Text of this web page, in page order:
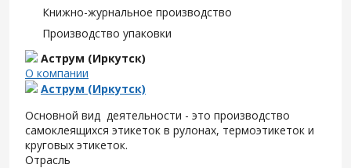
Книжно-журнальное производство
Производство упаковки
Аструм (Иркутск)
О компании
Аструм (Иркутск)
Основной вид деятельности - это производство
самоклеящихся этикеток в рулонах, термоэтикеток и
круговых этикеток.
Отрасль